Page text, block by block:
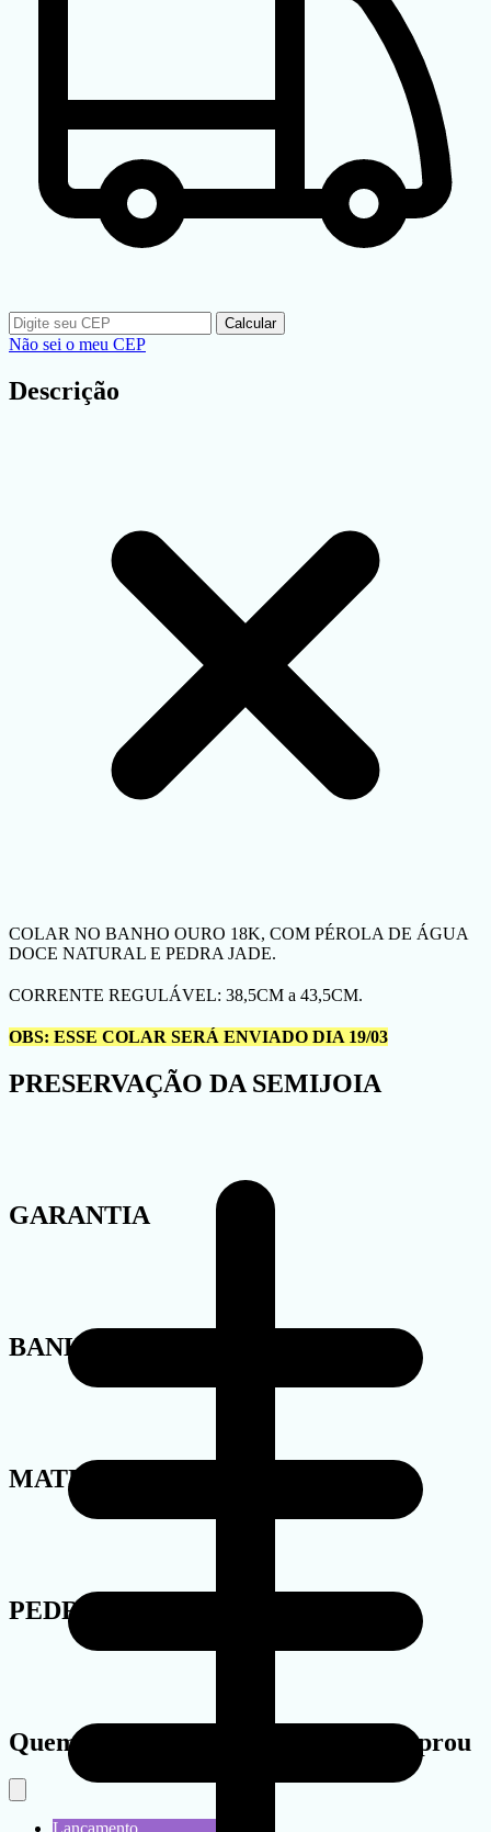
Calcular
Não sei o meu CEP
Descrição
COLAR NO BANHO OURO 18K, COM PÉROLA DE ÁGUA
DOCE NATURAL E PEDRA JADE.
CORRENTE REGULÁVEL: 38,5CM a 43,5CM.
OBS: ESSE COLAR SERÁ ENVIADO DIA 19/03
PRESERVAÇÃO DA SEMIJOIA
GARANTIA
BANHO
MATERIAL
PEDRA
Quem viu este produto também comprou